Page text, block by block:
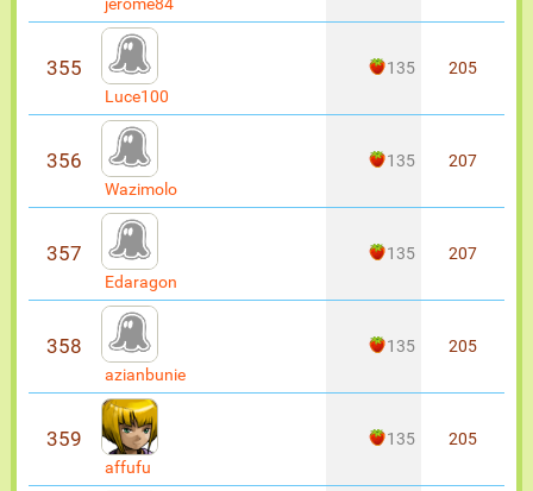
jérôme84
355
Luce100
135 205
356
Wazimolo
135 207
357
Edaragon
135 207
358
azianbunie
135 205
359
affufu
135 205